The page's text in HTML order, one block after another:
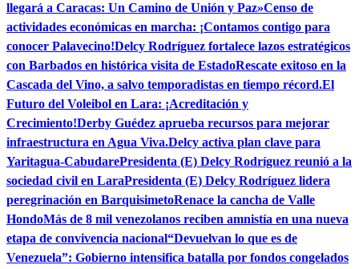
llegará a Caracas: Un Camino de Unión y Paz»Censo de
actividades económicas en marcha: ¡Contamos contigo para
conocer Palavecino!Delcy Rodríguez fortalece lazos estratégicos
con Barbados en histórica visita de EstadoRescate exitoso en la
Cascada del Vino, a salvo temporadistas en tiempo récord.El
Futuro del Voleibol en Lara: ¡Acreditación y
Crecimiento!Derby Guédez aprueba recursos para mejorar
infraestructura en Agua Viva.Delcy activa plan clave para
Yaritagua-CabudarePresidenta (E) Delcy Rodríguez reunió a la
sociedad civil en LaraPresidenta (E) Delcy Rodríguez lidera
peregrinación en BarquisimetoRenace la cancha de Valle
HondoMás de 8 mil venezolanos reciben amnistía en una nueva
etapa de convivencia nacional“Devuelvan lo que es de
Venezuela”: Gobierno intensifica batalla por fondos congelados